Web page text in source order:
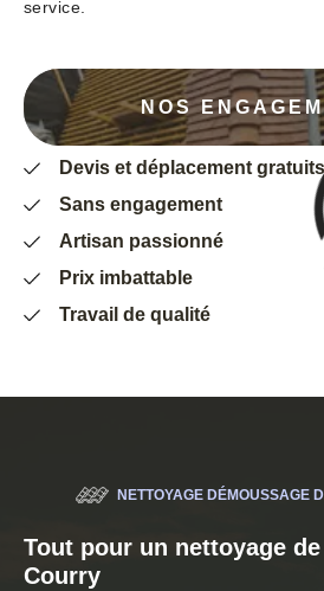
service.
NOS
Devis et déplacement gratuits
Sans engagement
Artisan passionné
Prix imbattable
Travail de qualité
NETTOYAGE DÉMOUSSAGE
Tout pour un nettoyage
Courry